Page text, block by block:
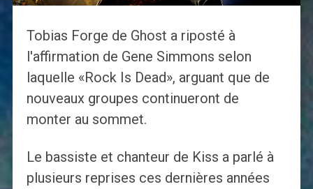
Tobias Forge de Ghost a riposté à
l'affirmation de Gene Simmons selon
laquelle «Rock Is Dead», arguant que de
nouveaux groupes continueront de
monter au sommet.
Le bassiste et chanteur de Kiss a parlé à
plusieurs reprises ces dernières années